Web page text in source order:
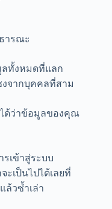
ารณะ
ลทั้งหมดที่แลก
จากบุคคลที่สาม
ด้ว่าข้อมูลของคุณ
เข้าสู่ระบบ
เป็นไปได้เลยที่
วซ้ำเล่า